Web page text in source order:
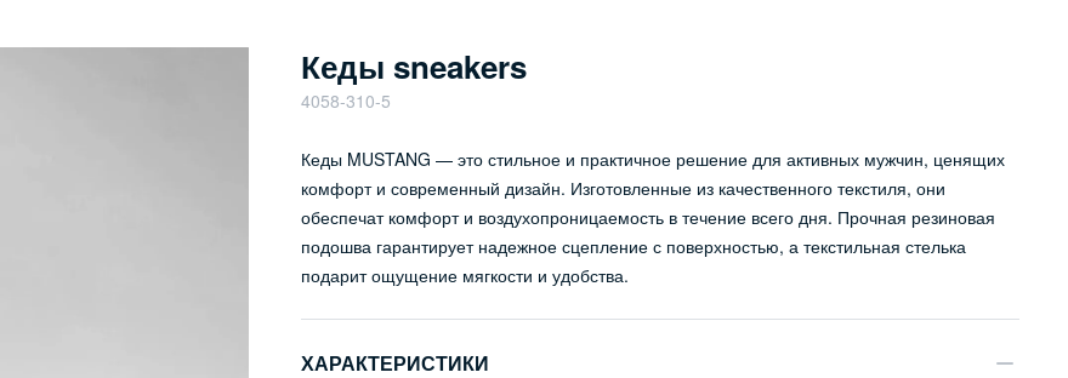
Кеды sneakers
4058-310-5
Кеды MUSTANG — это стильное и практичное решение для активных мужчин, ценящих
комфорт и современный дизайн. Изготовленные из качественного текстиля, они
обеспечат комфорт и воздухопроницаемость в течение всего дня. Прочная резиновая
подошва гарантирует надежное сцепление с поверхностью, а текстильная стелька
подарит ощущение мягкости и удобства.
ХАРАКТЕРИСТИКИ